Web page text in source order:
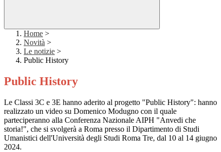
Home >
Novità >
Le notizie >
Public History
Public History
Le Classi 3C e 3E hanno aderito al progetto "Public History": hanno
realizzato un video su Domenico Modugno con il quale
parteciperanno alla Conferenza Nazionale AIPH "Anvedi che
storia!", che si svolgerà a Roma presso il Dipartimento di Studi
Umanistici dell'Università degli Studi Roma Tre, dal 10 al 14 giugno
2024.